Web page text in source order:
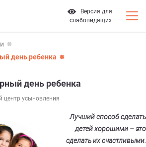
Версия для
слабовидящих
день ребенка
день ребенка
центр усыновления
Лучший способ сделать
детей хорошими – это
сделать их счастливыми.